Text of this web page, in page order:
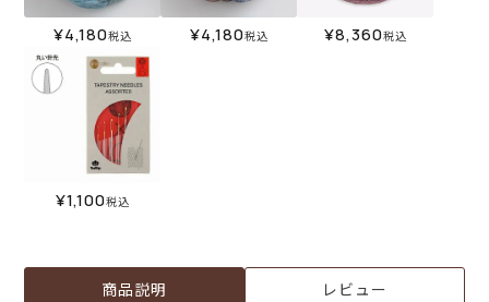
¥4,180税込 ¥4,180税込 ¥8,360税込
¥1,100税込
商品説明 レビュー